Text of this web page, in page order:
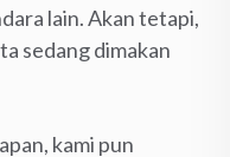
lain. Akan tetapi,
sedang dimakan
kami pun